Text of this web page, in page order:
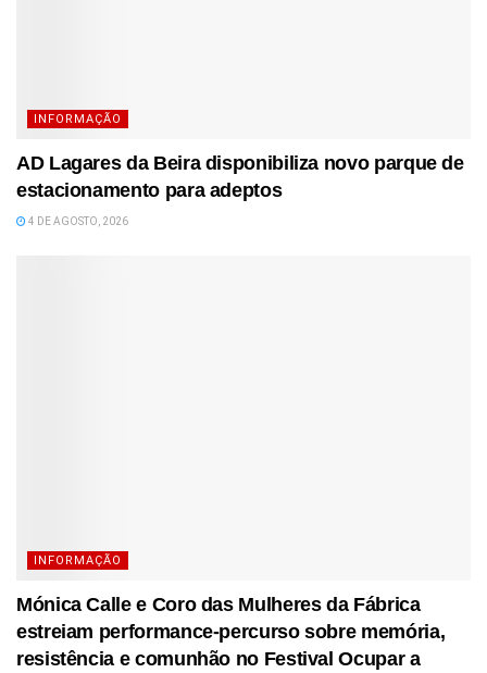
INFORMAÇÃO
AD Lagares da Beira disponibiliza novo parque de
estacionamento para adeptos
4 DE AGOSTO, 2026
INFORMAÇÃO
Mónica Calle e Coro das Mulheres da Fábrica
estreiam performance-percurso sobre memória,
resistência e comunhão no Festival Ocupar a